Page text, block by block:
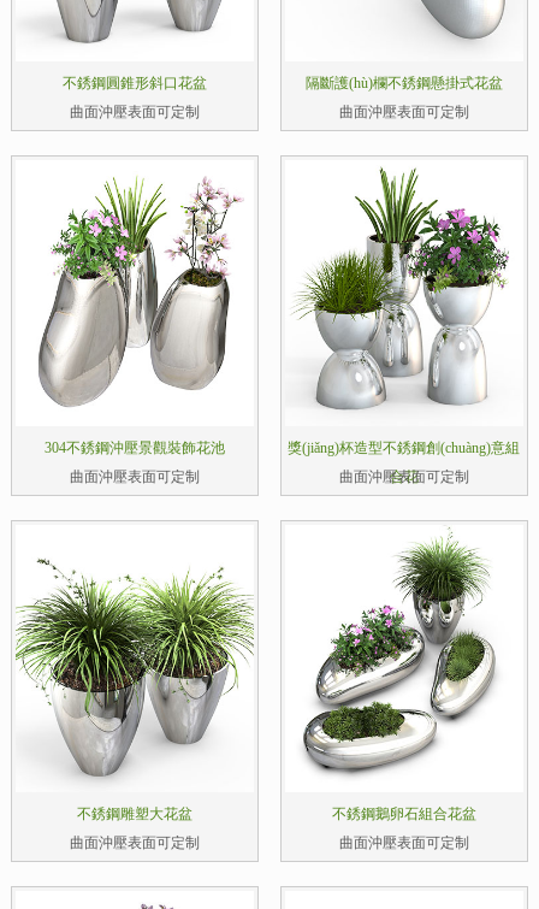
不銹鋼圓錐形斜口花盆
曲面沖壓表面可定制
隔斷護(hù)欄不銹鋼懸掛式花盆
曲面沖壓表面可定制
304不銹鋼沖壓景觀裝飾花池
曲面沖壓表面可定制
獎(jiǎng)杯造型不銹鋼創(chuàng)意組
合花
曲面沖壓表面可定制
不銹鋼雕塑大花盆
曲面沖壓表面可定制
不銹鋼鵝卵石組合花盆
曲面沖壓表面可定制